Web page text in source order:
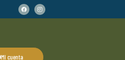
FacebookInstagram
Mi cuenta